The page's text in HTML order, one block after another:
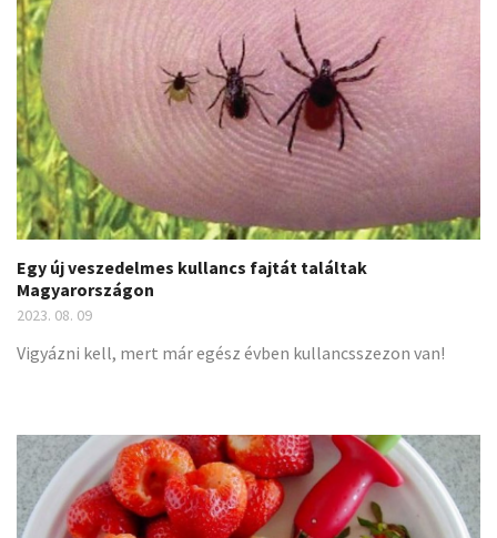
Egy új veszedelmes kullancs fajtát találtak
Magyarországon
2023. 08. 09
Vigyázni kell, mert már egész évben kullancsszezon van!